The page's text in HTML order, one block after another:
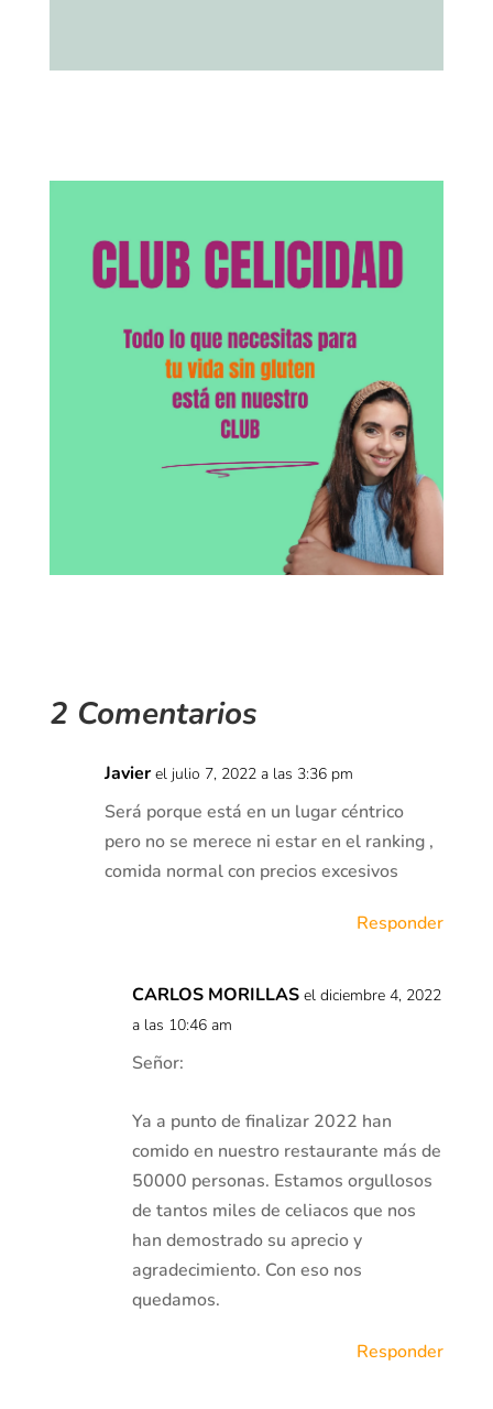
2 Comentarios
Javier el julio 7, 2022 a las 3:36 pm
Será porque está en un lugar céntrico
pero no se merece ni estar en el ranking ,
comida normal con precios excesivos
Responder
CARLOS MORILLAS el diciembre 4, 2022
a las 10:46 am
Señor:
Ya a punto de finalizar 2022 han
comido en nuestro restaurante más de
50000 personas. Estamos orgullosos
de tantos miles de celiacos que nos
han demostrado su aprecio y
agradecimiento. Con eso nos
quedamos.
Responder